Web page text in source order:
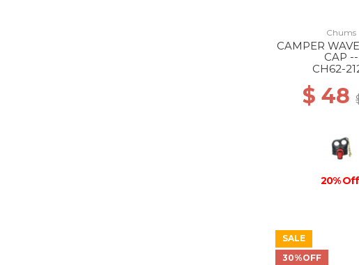
Chums
CAMPER
CAP --
CH62-
$ 48
20% Off
SALE
30%OFF